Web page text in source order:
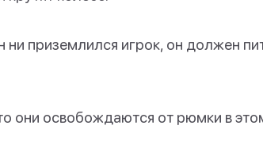
ни приземлился игрок, он должен
они освобождаются от рюмки в